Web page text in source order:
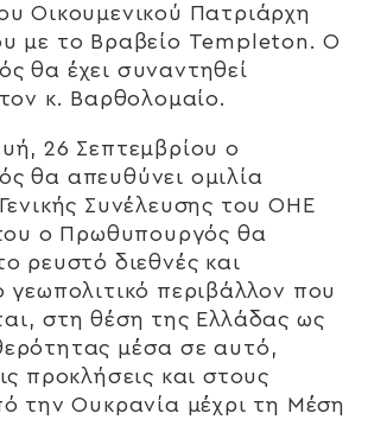
Οικουμενικού Πατριάρχη
με το Βραβείο Templeton. Ο
θα έχει συναντηθεί
κ. Βαρθολομαίο.
26 Σεπτεμβρίου ο
θα απευθύνει ομιλία
Συνέλευσης του ΟΗΕ
ο Πρωθυπουργός θα
ρευστό διεθνές και
γεωπολιτικό περιβάλλον που
στη θέση της Ελλάδας ως
μέσα σε αυτό,
προκλήσεις και στους
την Ουκρανία μέχρι τη Μέση